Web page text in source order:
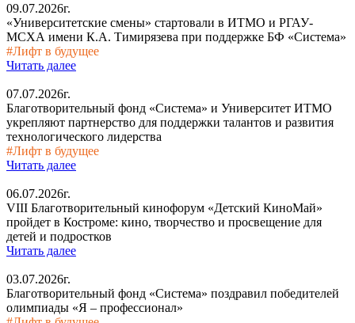
09.07.2026г.
«Университетские смены» стартовали в ИТМО и РГАУ-
МСХА имени К.А. Тимирязева при поддержке БФ «Система»
#Лифт в будущее
Читать далее
07.07.2026г.
Благотворительный фонд «Система» и Университет ИТМО
укрепляют партнерство для поддержки талантов и развития
технологического лидерства
#Лифт в будущее
Читать далее
06.07.2026г.
VIII Благотворительный кинофорум «Детский КиноМай»
пройдет в Костроме: кино, творчество и просвещение для
детей и подростков
Читать далее
03.07.2026г.
Благотворительный фонд «Система» поздравил победителей
олимпиады «Я – профессионал»